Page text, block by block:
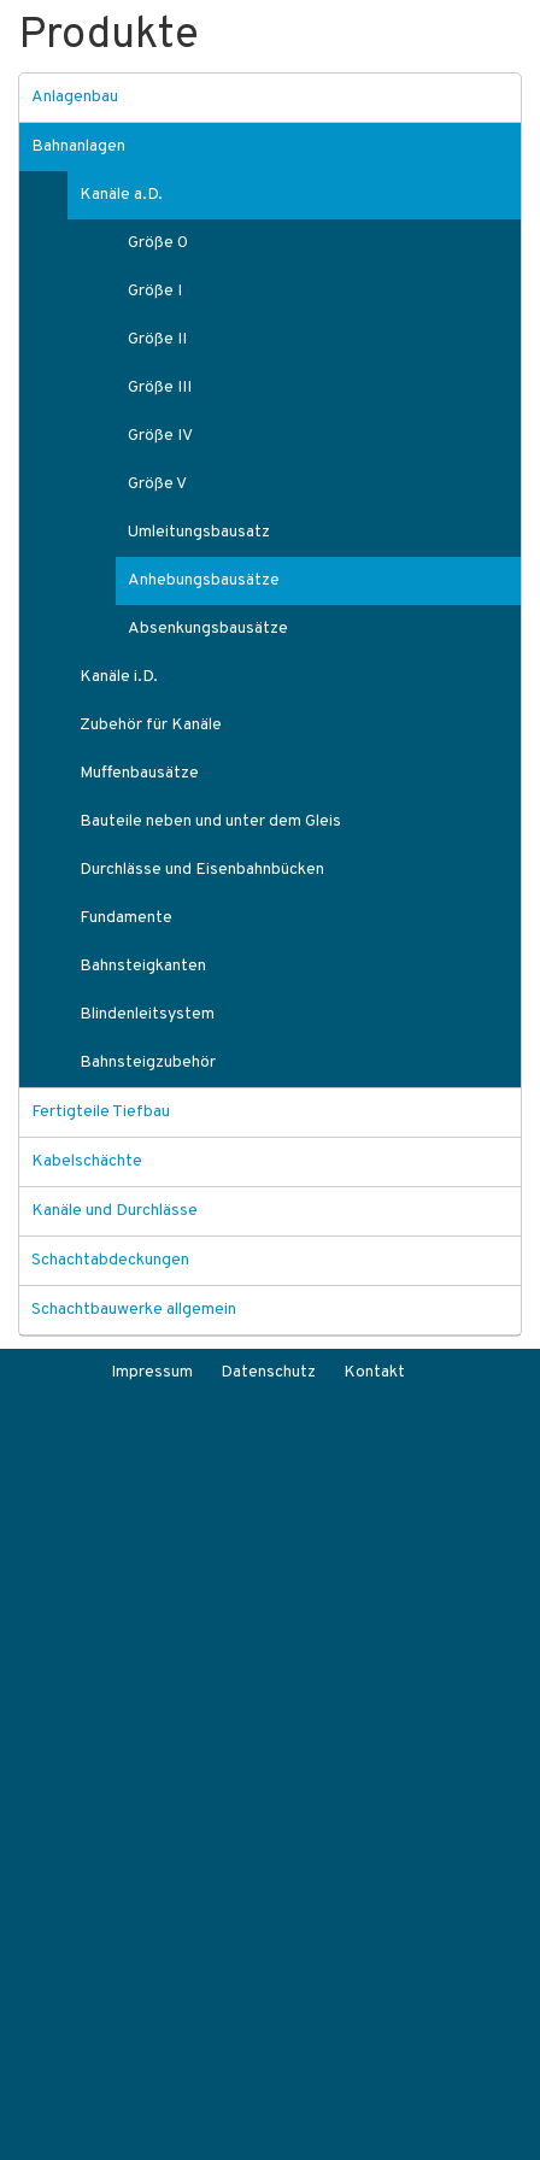
Produkte
Anlagenbau
Bahnanlagen
Kanäle a.D.
Größe 0
Größe I
Größe II
Größe III
Größe IV
Größe V
Umleitungsbausatz
Anhebungsbausätze
Absenkungsbausätze
Kanäle i.D.
Zubehör für Kanäle
Muffenbausätze
Bauteile neben und unter dem Gleis
Durchlässe und Eisenbahnbücken
Fundamente
Bahnsteigkanten
Blindenleitsystem
Bahnsteigzubehör
Fertigteile Tiefbau
Kabelschächte
Kanäle und Durchlässe
Schachtabdeckungen
Schachtbauwerke allgemein
Impressum Datenschutz Kontakt